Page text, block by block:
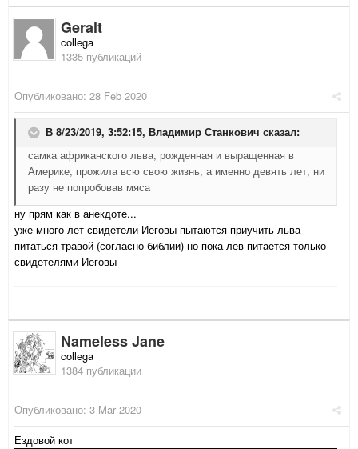
Geralt
collega
1335 публикаций
Опубликовано: 28 Feb 2020
В 8/23/2019, 3:52:15, Владимир Станкович сказал:
самка африканского льва, рожденная и выращенная в
Америке, прожила всю свою жизнь, а именно девять лет, ни
разу не попробовав мяса
ну прям как в анекдоте...
уже много лет свидетели Иеговы пытаются приучить льва
питаться травой (согласно библии) но пока лев питается только
свидетелями Иеговы
Nameless Jane
collega
1384 публикации
Опубликовано: 3 Mar 2020
Ездовой кот